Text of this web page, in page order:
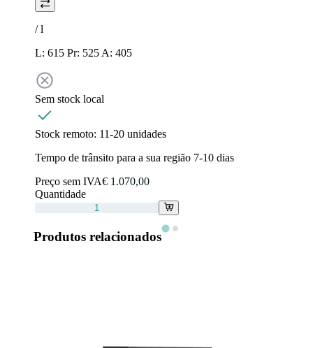
/l
L: 615 Pr: 525 A: 405
Sem stock local
Stock remoto: 11-20 unidades
Tempo de trânsito para a sua região 7-10 dias
Preço sem IVA€ 1.070,00
Quantidade
Produtos relacionados